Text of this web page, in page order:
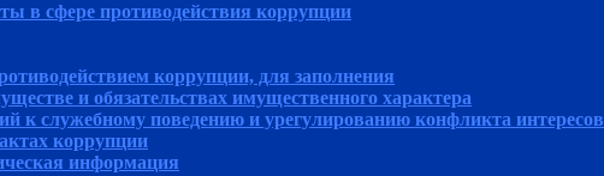
в сфере противодействия коррупции
коррупции, для заполнения
и обязательствах имущественного характера
к служебному поведению и урегулированию конфликта интересов
коррупции
информация